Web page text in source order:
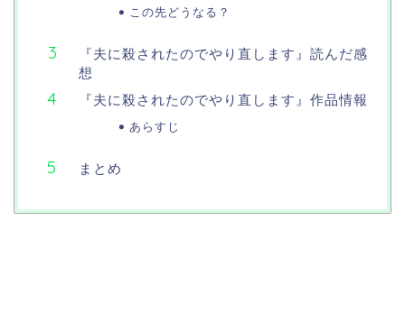
この先どうなる？
『夫に殺されたのでやり直します』読んだ感
想
『夫に殺されたのでやり直します』作品情報
あらすじ
まとめ